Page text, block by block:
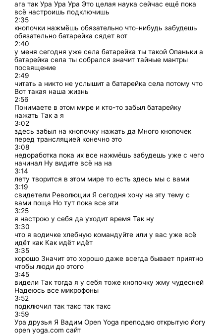
ага так Ура Ура Ура Это целая наука сейчас ещё пока
всё настроишь подключишь
2:35
кнопочки нажмёшь обязательно что-нибудь забудешь
обязательно батарейка сядет вот
2:40
у меня сегодня уже села батарейка ты такой Опаньки а
батарейка села ты собрался значит тайные мантры
посвящение
2:49
читать а никто не услышит а батарейка села потому что
Вот такая наша жизнь
2:56
Понимаете в этом мире и кто-то забыл батарейку
нажать Так а я
3:02
здесь забыл на кнопочку нажать да Много кнопочек
перед трансляцией конечно это
3:08
недоработка пока их все нажмёшь забудешь уже с чего
начинал Ну видите всё на на
3:14
лету творится в этом мире то есть здесь мы с вами
3:19
свидетели Революции Я сегодня хочу на эту тему с
вами поща Но тут пока все эти
3:25
я настрою у себя да уходит время Так ну
3:30
что я водичке хлебную командуйте или у вас уже всё
идёт как Как идёт идёт
3:35
хорошо Значит это хорошо даже всегда бывает приятно
чтобы люди до этого
3:45
видели Так тогда я у себя тоже кнопочку жму чудесней
Надеюсь все микрофоны
3:52
подключил так такс так такс
3:59
Ура друзья Я Вадим Open Yoga преподаю открытую йогу
open yoga.com сайт